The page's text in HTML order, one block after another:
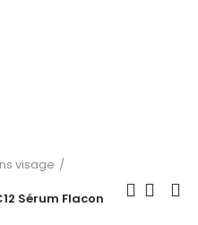
visage
Sérum Flacon